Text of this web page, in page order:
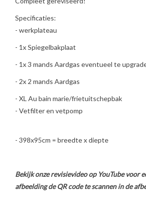
Specificaties:
- werkplateau
- 1x Spiegelbakplaat
- 1x 3 mands Aardgas eventueel te
- 2x 2 mands Aardgas
- XL Au bain marie/frietuitschepbak
- Vetfilter en vetpomp
- 398x95cm = breedte x diepte
Bekijk onze revisievideo op YouTube voor
afbeelding de QR code te scannen in de